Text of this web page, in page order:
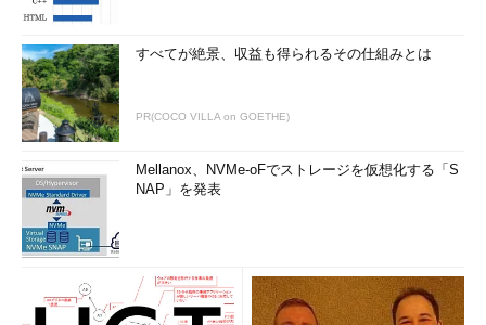
すべてが絶景、収益も得られるその仕組みとは
PR(COCO VILLA on GOETHE)
Mellanox、NVMe-oFでストレージを仮想化する「S
NAP」を発表